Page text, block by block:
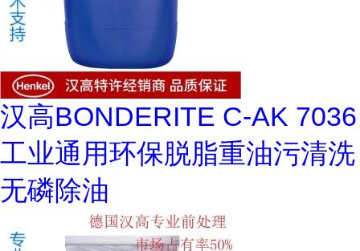
汉高BONDERITE C-AK 7036
工业通用环保脱脂重油污清洗
无磷除油